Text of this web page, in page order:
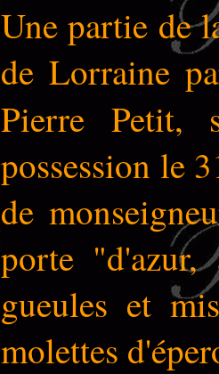
Une partie de
de Lorraine
Pierre Petit,
possession le
de
porte
gueules et
molettes